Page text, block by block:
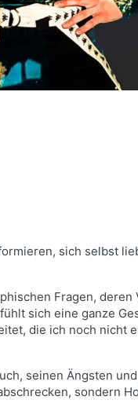
sich selbst
Fragen,
sich eine ganze
die ich noch nicht
seinen Ängsten
sondern